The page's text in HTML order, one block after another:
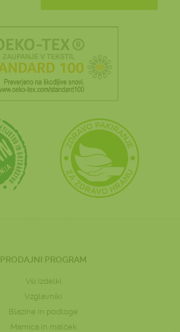
PRODAJNI PROGRAM
Vsi izdelki
Vzglavniki
Blazine in podloge
Mamica in malček